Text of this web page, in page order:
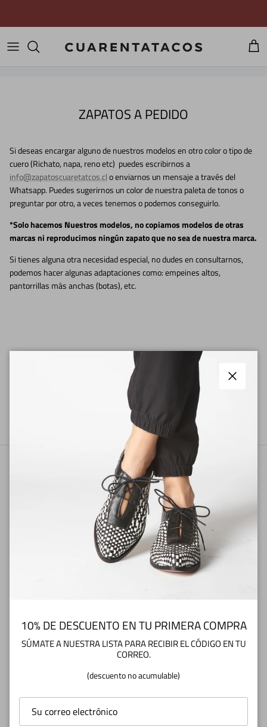
ZAPATOS A PEDIDO
Si deseas encargar alguno de nuestros modelos en otro color o tipo de
cuero (Richato, napa, reno etc) puedes escribirnos a
info@zapatoscuaretatcos.clo enviarnos un mensaje a través del
Whatsapp. Puedes sugerirnos un color de nuestra paleta de tonos o
preguntar por otro, a veces tenemos o podemos conseguirlo.
*Solo hacemos Nuestros modelos, no copiamos modelos de otras
marcas ni reproducimos ningún zapato que no sea de nuestra marca.
Si tienes alguna otra necesidad especial, no dudes en consultarnos,
podemos hacer algunas adaptaciones como: empeines altos,
pantorrillas más anchas (botas), etc.
FABRICACIÓN CHILENA
DESPACHO A TODO CHILE
SUSCRÍBETE
Recibe novedades y promociones.
10% DE DESCUENTO EN TU PRIMERA COMPRA
SÚMATE A NUESTRA LISTA PARA RECIBIR EL CÓDIGO EN TU
CORREO.
(descuento no acumulable)